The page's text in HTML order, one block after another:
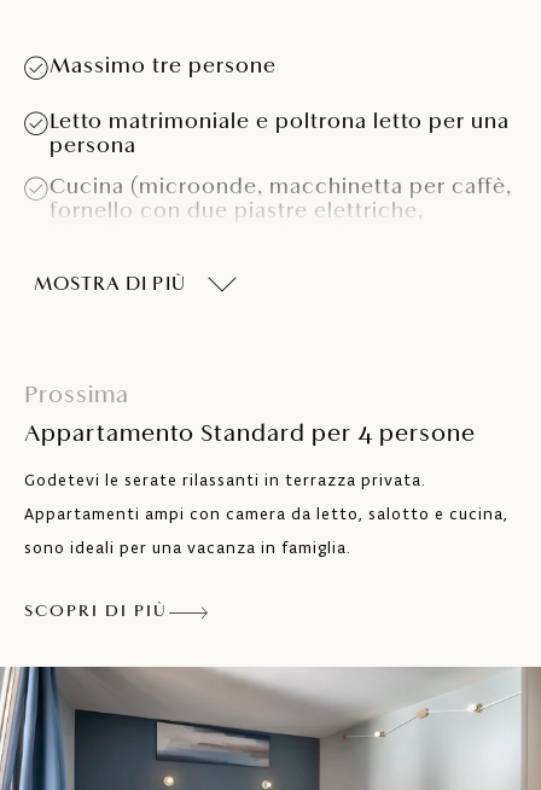
Massimo tre persone
Letto matrimoniale e poltrona letto per una
persona
Cucina (microonde, macchinetta per caffè,
fornello con due piastre elettriche,
Bagno con doccia
Aria condizionata
TV SAT
Terrazza o balcone
Linea telefonica diretta
Sistema SOS
Rilevatore fumo
Chiave a scheda
MOSTRA DI PIÙ
Prossima
Appartamento Standard per 4 persone
Godetevi le serate rilassanti in terrazza privata.
Appartamenti ampi con camera da letto, salotto e cucina,
sono ideali per una vacanza in famiglia.
SCOPRI DI PIÙ